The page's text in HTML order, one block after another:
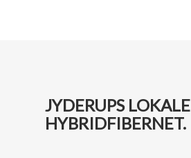
JYDERUPS LOKALE
HYBRIDFIBERNET.